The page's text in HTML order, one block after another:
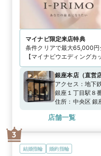
マイナビ限定来店特典
条件クリアで最大65,000
【マイナビウエディング
銀座本店（直営
アクセス： 地下
銀座１丁目駅８
住所： 中央区 銀
店舗一覧
結婚指輪 婚約指輪
3